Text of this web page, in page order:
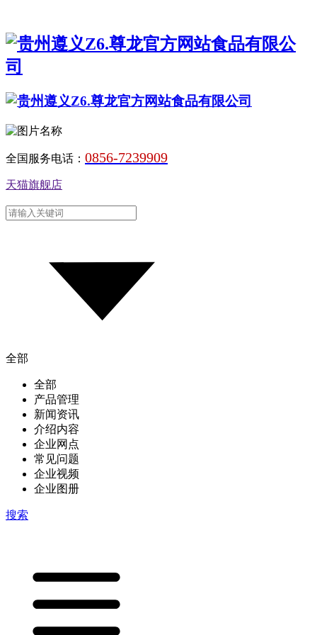
全国服务电话： 0856-7239909
天猫旗舰店
全部
全部
产品管理
新闻资讯
介绍内容
企业网点
常见问题
企业视频
企业图册
搜索